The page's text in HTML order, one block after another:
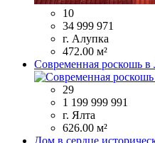
10
34 999 971
г. Алупка
472.00 м²
Современная роскошь в
29
1 199 999 991
г. Ялта
626.00 м²
Дом в сердце